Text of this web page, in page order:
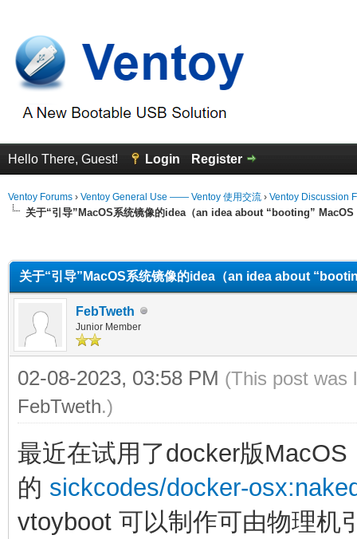
Hello There, Guest! Login Register
Ventoy Forums › Ventoy General Use —— Ventoy 使用交流 › Ventoy Discussion
关于“引导”MacOS系统镜像的idea（an idea about “booting”
关于“引导”MacOS系统镜像的idea（an idea about
FebTweth
Junior Member
02-08-2023, 03:58 PM (This post was
FebTweth.)
最近在试用了docker版MacOS
的 sickcodes/docker-
vtoyboot 可以制作可由物理机